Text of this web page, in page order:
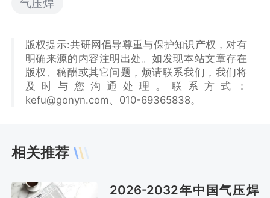
气压焊
版权提示:共研网倡导尊重与保护知识产权，对有
明确来源的内容注明出处。如发现本站文章存在
版权、稿酬或其它问题，烦请联系我们，我们将
及时与您沟通处理。联系方式：
kefu@gonyn.com、010-69365838。
相关推荐
2026-2032年中国气压焊